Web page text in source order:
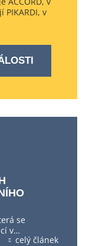
v
se
v…
celý článek